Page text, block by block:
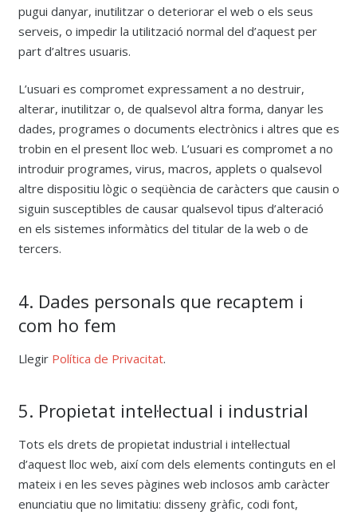
pugui danyar, inutilitzar o deteriorar el web o els seus
serveis, o impedir la utilització normal del d’aquest per
part d’altres usuaris.
L’usuari es compromet expressament a no destruir,
alterar, inutilitzar o, de qualsevol altra forma, danyar les
dades, programes o documents electrònics i altres que es
trobin en el present lloc web. L’usuari es compromet a no
introduir programes, virus, macros, applets o qualsevol
altre dispositiu lògic o seqüència de caràcters que causin o
siguin susceptibles de causar qualsevol tipus d’alteració
en els sistemes informàtics del titular de la web o de
tercers.
4. Dades personals que recaptem i
com ho fem
Llegir Política de Privacitat.
5. Propietat intel·lectual i industrial
Tots els drets de propietat industrial i intel·lectual
d’aquest lloc web, així com dels elements continguts en el
mateix i en les seves pàgines web inclosos amb caràcter
enunciatiu que no limitatiu: disseny gràfic, codi font,